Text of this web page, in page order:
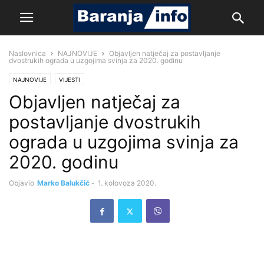
Naslovnica NAJNOVIJE
Objavljen natječaj za postavljanje
dvostrukih ograda u uzgojima svinja za 2020. godinu
NAJNOVIJE VIJESTI
Objavljen natječaj za
postavljanje dvostrukih
ograda u uzgojima svinja za
2020. godinu
Objavio Marko Balukčić - 1. kolovoza 2020.